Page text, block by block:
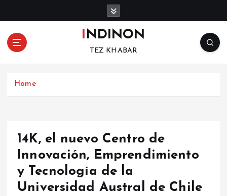
o
INDINON
TEZ KHABAR
Home
14K, el nuevo Centro de
Innovación, Emprendimiento
y Tecnología de la
Universidad Austral de Chile